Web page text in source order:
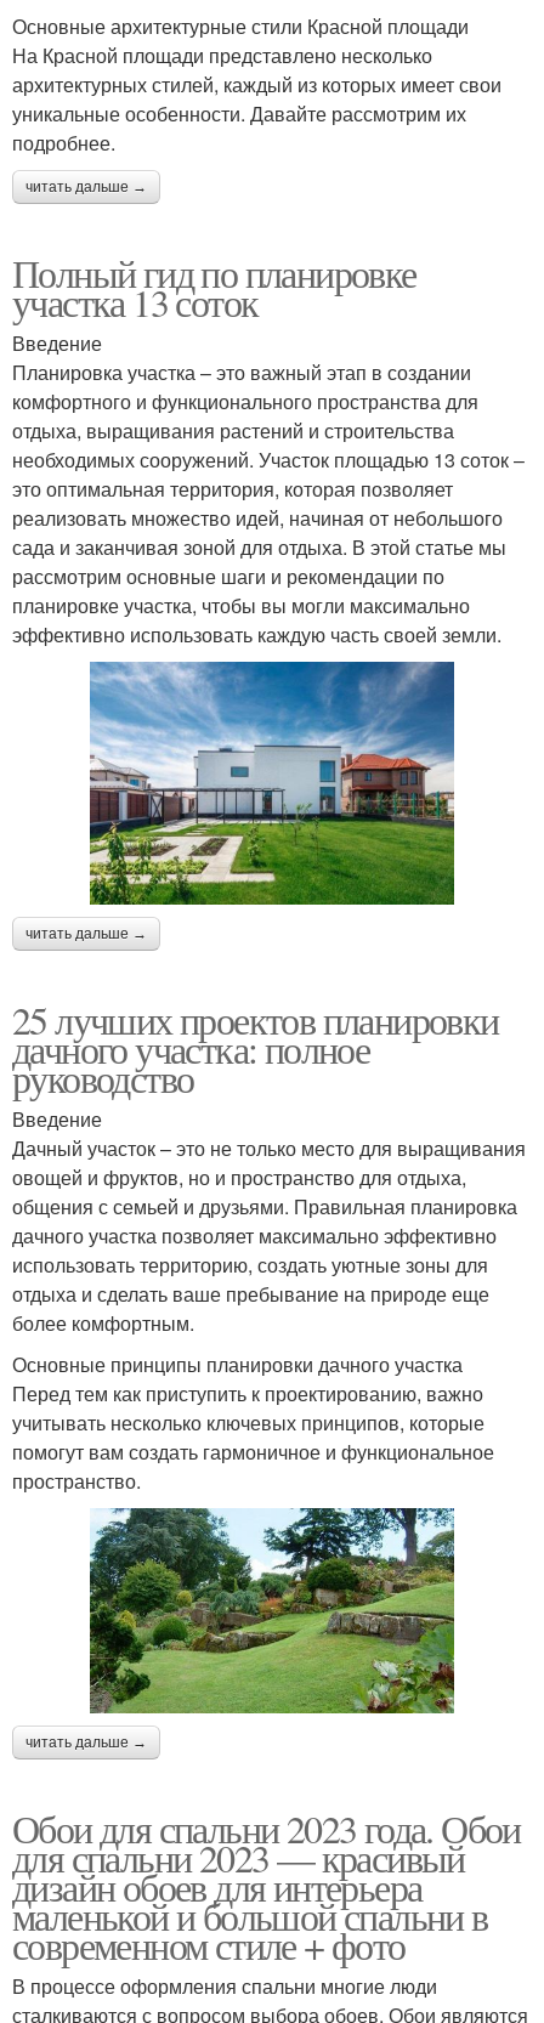
Основные архитектурные стили Красной площади
На Красной площади представлено несколько
архитектурных стилей, каждый из которых имеет свои
уникальные особенности. Давайте рассмотрим их
подробнее.
читать дальше →
Полный гид по планировке
участка 13 соток
Введение
Планировка участка – это важный этап в создании
комфортного и функционального пространства для
отдыха, выращивания растений и строительства
необходимых сооружений. Участок площадью 13 соток –
это оптимальная территория, которая позволяет
реализовать множество идей, начиная от небольшого
сада и заканчивая зоной для отдыха. В этой статье мы
рассмотрим основные шаги и рекомендации по
планировке участка, чтобы вы могли максимально
эффективно использовать каждую часть своей земли.
читать дальше →
25 лучших проектов планировки
дачного участка: полное
руководство
Введение
Дачный участок – это не только место для выращивания
овощей и фруктов, но и пространство для отдыха,
общения с семьей и друзьями. Правильная планировка
дачного участка позволяет максимально эффективно
использовать территорию, создать уютные зоны для
отдыха и сделать ваше пребывание на природе еще
более комфортным.
Основные принципы планировки дачного участка
Перед тем как приступить к проектированию, важно
учитывать несколько ключевых принципов, которые
помогут вам создать гармоничное и функциональное
пространство.
читать дальше →
Обои для спальни 2023 года. Обои
для спальни 2023 — красивый
дизайн обоев для интерьера
маленькой и большой спальни в
современном стиле + фото
В процессе оформления спальни многие люди
сталкиваются с вопросом выбора обоев. Обои являются